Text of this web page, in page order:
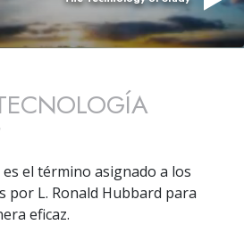
el término asignado a los
por L. Ronald Hubbard para
eficaz.